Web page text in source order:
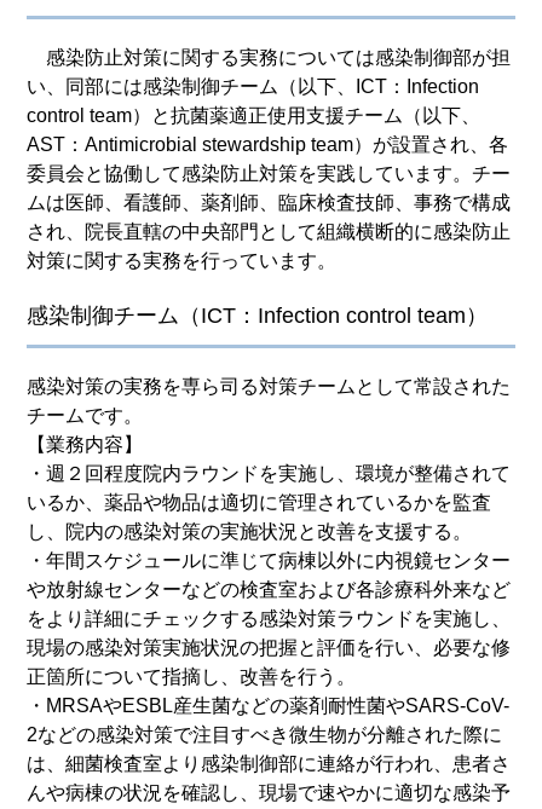
感染防止対策に関する実務については感染制御部が担
い、同部には感染制御チーム（以下、ICT：Infection
control team）と抗菌薬適正使用支援チーム（以下、
AST：Antimicrobial stewardship team）が設置され、各
委員会と協働して感染防止対策を実践しています。チー
ムは医師、看護師、薬剤師、臨床検査技師、事務で構成
され、院長直轄の中央部門として組織横断的に感染防止
対策に関する実務を行っています。
感染制御チーム（ICT：Infection control team）
感染対策の実務を専ら司る対策チームとして常設された
チームです。
【業務内容】
・週２回程度院内ラウンドを実施し、環境が整備されて
いるか、薬品や物品は適切に管理されているかを監査
し、院内の感染対策の実施状況と改善を支援する。
・年間スケジュールに準じて病棟以外に内視鏡センター
や放射線センターなどの検査室および各診療科外来など
をより詳細にチェックする感染対策ラウンドを実施し、
現場の感染対策実施状況の把握と評価を行い、必要な修
正箇所について指摘し、改善を行う。
・MRSAやESBL産生菌などの薬剤耐性菌やSARS-CoV-
2などの感染対策で注目すべき微生物が分離された際に
は、細菌検査室より感染制御部に連絡が行われ、患者さ
んや病棟の状況を確認し、現場で速やかに適切な感染予